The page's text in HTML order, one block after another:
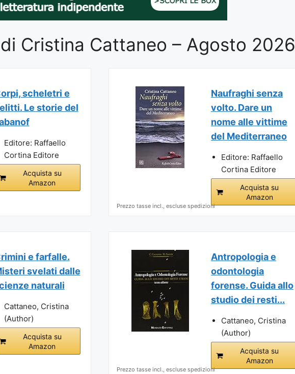
Cristina Cattaneo – Agosto 2026
scheletri e
Le storie del
Editore: Raffaello
Cortina Editore
Acquista su
Amazon
Naufraghi senza
volto. Dare un
nome alle vittime
del Mediterraneo
Editore: Raffaello
Cortina Editore
Acquista su
Amazon
Prezzo tasse incl., escluse spedizioni
e farfalle.
svelati dalle
naturali
Cattaneo, Cristina
(Author)
Acquista su
Amazon
Antropologia e
odontologia
forense. Guida allo
studio dei resti...
Cattaneo, Cristina
(Author)
Acquista su
Amazon
Prezzo tasse incl., escluse spedizioni